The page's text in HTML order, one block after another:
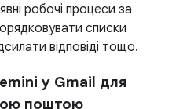
робочі процеси за
списки
відповіді тощо.
у Gmail для
поштою